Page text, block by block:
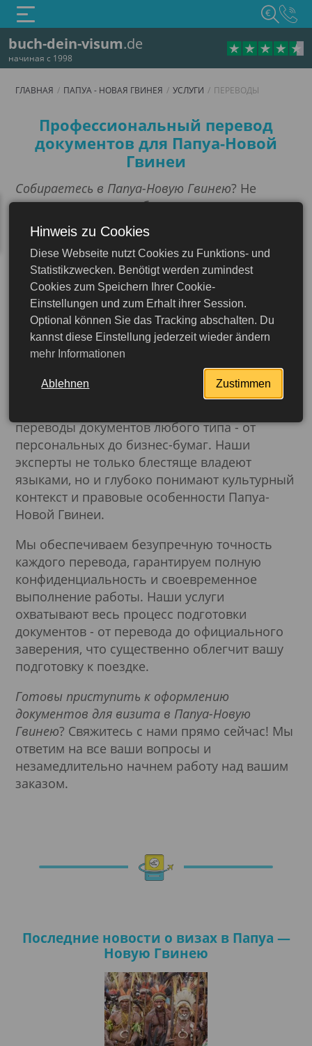
buch-dein-visum.de
начиная с 1998
€
Папуа - Новая Гвинея
Подробнее
ГЛАВНАЯ ПАПУА - НОВАЯ ГВИНЕЯ УСЛУГИ ПЕРЕВОДЫ
Переводы
Профессиональный перевод
документов для Папуа-Новой
Гвинеи
Собираетесь в Папуа-Новую Гвинею? Не
упустите из виду необходимость
правильного
перевода
использования в этом государстве многие
официальные бумаги нуждаются не просто в
точном переводе, но и в его заверении. Это
необходимый шаг для признания ваших
документов государственными органами и
учреждениями Папуа-Новой Гвинеи.
Наш коллектив опытных лингвистов
специализируется на переводах с и на
официальные языки Папуа-Новой Гвинеи.
переводы документов любого типа - от
персональных до бизнес-бумаг. Наши
эксперты не только блестяще владеют
языками, но и глубоко понимают культурный
контекст и правовые особенности Папуа-
Новой Гвинеи.
Мы обеспечиваем безупречную точность
каждого перевода, гарантируем полную
конфиденциальность и своевременное
выполнение работы. Наши услуги
охватывают весь процесс подготовки
документов - от перевода до официального
заверения, что существенно облегчит вашу
подготовку к поездке.
Готовы приступить к оформлению
документов для визита в Папуа-Новую
Гвинею? Свяжитесь с нами прямо сейчас! Мы
ответим на все ваши вопросы и
незамедлительно начнем работу над вашим
заказом.
Последние новости о визах в Папуа —
Новую Гвинею
Hinweis zu Cookies
Diese Webseite nutzt Cookies zu Funktions- und
Statistikzwecken. Benötigt werden zumindest
Cookies zum Speichern Ihrer Cookie-
Einstellungen und zum Erhalt ihrer Session.
Optional können Sie das Tracking abschalten. Du
kannst diese Einstellung jederzeit wieder ändern
mehr Informationen
Ablehnen Zustimmen